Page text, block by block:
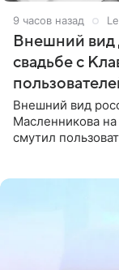
9 часов назад
Внешний
свадьбе с
Внешний вид
Масленникова
смутил